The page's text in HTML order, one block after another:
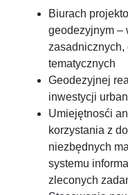
Biurach
geodezyjnym –
zasadnicznych,
tematycznych
Geodezyjnej
inwestycji
Umiejętnosći
korzystania z
niezbędnych
systemu
zleconych